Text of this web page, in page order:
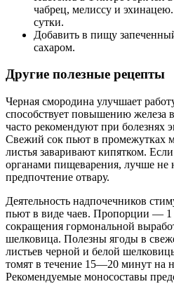
чабрец, мелиссу и
сутки.
Добавить в пищу
сахаром.
Другие полезные рецепты
Черная смородина улучшает
способствует повышению железа
часто рекомендуют при болезнях
Свежий сок пьют в промежутках
листья заваривают кипятком.
органами пищеварения, лучше не
предпочтение отвару.
Деятельность надпочечников
пьют в виде чаев. Пропорции — 1
сокращения гормональной
шелковица. Полезны ягоды в
листьев черной и белой
томят в течение 15—20 минут на
Рекомендуемые моносоставы